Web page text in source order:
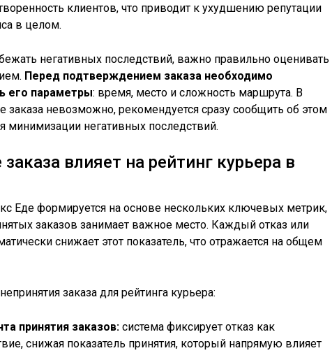
клиентов, что приводит к ухудшению репутации
в целом.
негативных последствий, важно правильно оценивать
Перед подтверждением заказа необходимо
его параметры: время, место и сложность маршрута. В
заказа невозможно, рекомендуется сразу сообщить об этом
минимизации негативных последствий.
влияет на рейтинг курьера в
Еде формируется на основе нескольких ключевых метрик,
заказов занимает важное место. Каждый отказ или
снижает этот показатель, что отражается на общем
заказа для рейтинга курьера:
принятия заказов: система фиксирует отказ как
снижая показатель принятия, который напрямую влияет